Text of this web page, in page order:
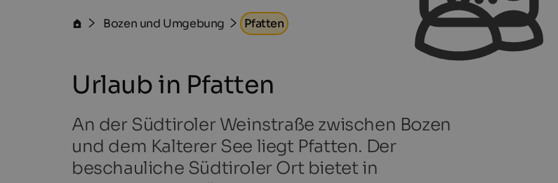
Bozen und Umgebung Pfatten
Urlaub in Pfatten
An der Südtiroler Weinstraße zwischen Bozen
und dem Kalterer See liegt Pfatten. Der
beschauliche Südtiroler Ort bietet in